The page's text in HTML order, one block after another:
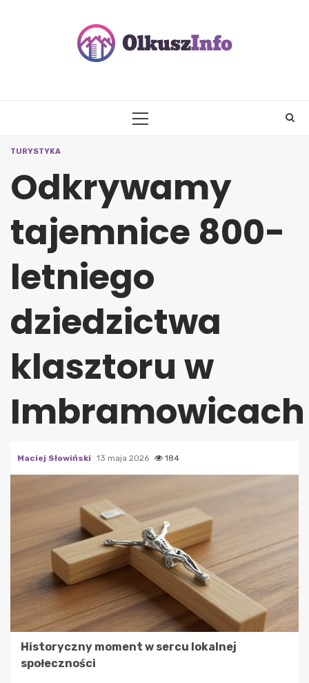
PRIMARY
TURYSTYKA
Odkrywamy
tajemnice 800-
letniego
dziedzictwa
klasztoru w
Imbramowicach
Maciej Słowiński 13 maja 2026 184
Historyczny moment w sercu lokalnej
społeczności